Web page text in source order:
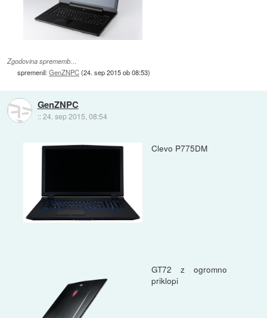
Zgodovina sprememb…
spremenil:GenZNPC(24. sep 2015 ob 08:53)
GenZNPC
::24. sep 2015, 08:54
Clevo P775DM
GT72 z ogromno
priklopi